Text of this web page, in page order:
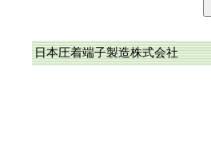
日本圧着端子製造株式会社